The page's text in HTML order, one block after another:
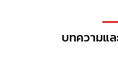
บทความแล